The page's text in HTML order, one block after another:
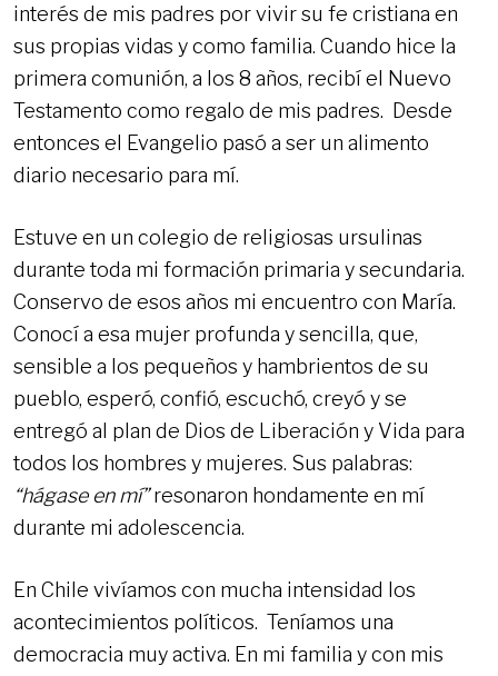
interés de mis padres por vivir su fe cristiana en
sus propias vidas y como familia. Cuando hice la
primera comunión, a los 8 años, recibí el Nuevo
Testamento como regalo de mis padres. Desde
entonces el Evangelio pasó a ser un alimento
diario necesario para mí.
Estuve en un colegio de religiosas ursulinas
durante toda mi formación primaria y secundaria.
Conservo de esos años mi encuentro con María.
Conocí a esa mujer profunda y sencilla, que,
sensible a los pequeños y hambrientos de su
pueblo, esperó, confió, escuchó, creyó y se
entregó al plan de Dios de Liberación y Vida para
todos los hombres y mujeres. Sus palabras:
“hágase en mí”resonaron hondamente en mí
durante mi adolescencia.
En Chile vivíamos con mucha intensidad los
acontecimientos políticos. Teníamos una
democracia muy activa. En mi familia y con mis